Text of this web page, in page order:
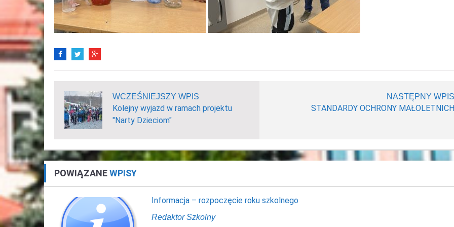
WCZEŚNIEJSZY WPIS
Kolejny wyjazd w ramach projektu
"Narty Dzieciom"
NASTĘPNY WPIS
STANDARDY OCHRONY MAŁOLETNICH
POWIĄZANEWPISY
Informacja – rozpoczęcie roku szkolnego
Redaktor Szkolny